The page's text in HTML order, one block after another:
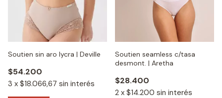
Soutien sin aro lycra | Deville
$54.200
3 x $18.066,67 sin interés
Soutien seamless c/tasa
desmont. | Aretha
$28.400
2 x $14.200 sin interés